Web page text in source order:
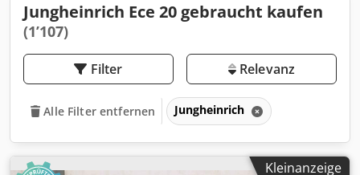
Jungheinrich Ece 20 gebraucht kaufen
(1’107)
Filter Relevanz
Alle Filter entfernen Jungheinrich
Kleinanzeige